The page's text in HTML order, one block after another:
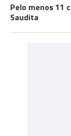
Pelo menos 11
Saudita